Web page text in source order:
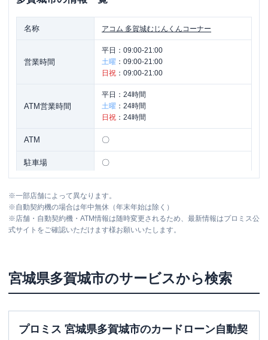
名称 アコム 多賀城むじんくんコーナー
営業時間
平日： 09:00-21:00
土曜 ： 09:00-21:00
日祝 ： 09:00-21:00
ATM営業時間
平日： 24時間
土曜 ： 24時間
日祝 ： 24時間
ATM 〇
駐車場 〇
※一部店舗によって異なります。
※自動契約機の場合は年中無休（年末年始は除く）
※店舗・自動契約機・ATM情報は随時変更されるため、最新情報はプロミス公
式サイトをご確認いただけます様お願いいたします。
宮城県多賀城市のサービスから検索
プロミス 宮城県多賀城市のカードローン自動契